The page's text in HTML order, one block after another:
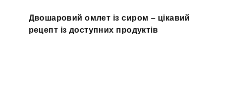
Двошаровий омлет із сиром – цікавий
рецепт із доступних продуктів